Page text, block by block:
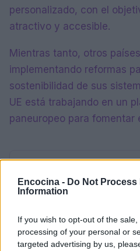
Encocina - Do Not Process
Information
If you wish to opt-out of the
processing of your personal or
targeted advertising by us,
personalizado, con el
atractivo y accesible.
Mientras tanto, otros
implementando reformas
sostenibilidad de sus
UE está trabajando en un
paneuropeo para fomentar
María
María Vázquez,
cubierto la crecida
ribera del Actur.
y contexto en cada